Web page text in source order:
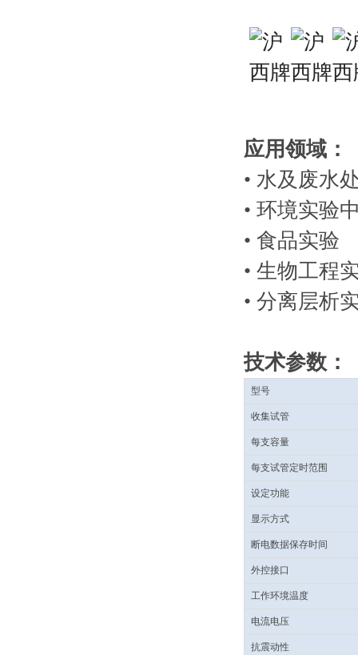
应用领域：
• 水及废水
• 环境实验
• 食品实验
• 生物工程
• 分离层析
技术参数：
型号
收集试管
每支容量
每支试管定时范围
设定功能
显示方式
断电数据保存时间
外控接口
工作环境温度
电流电压
抗震动性